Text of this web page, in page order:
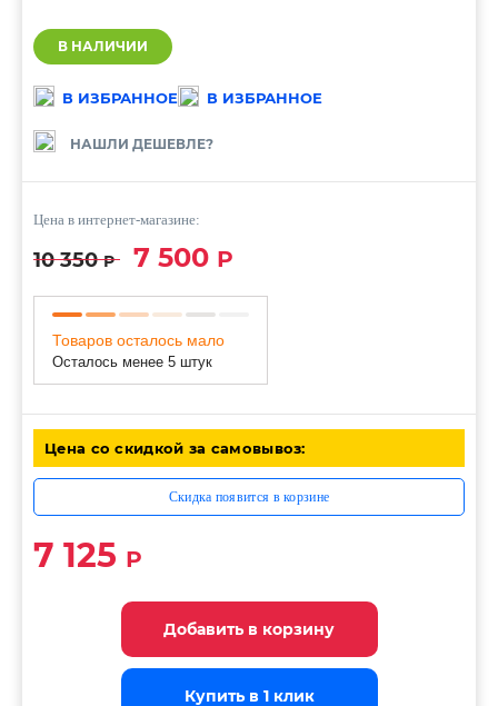
В НАЛИЧИИ
В ИЗБРАННОЕ В ИЗБРАННОЕ
НАШЛИ ДЕШЕВЛЕ?
Цена в интернет-магазине:
10 350Р 7 500 Р
Товаров осталось мало
Осталось менее 5 штук
Цена со скидкой за самовывоз:
Скидка появится в корзине
7 125 Р
Добавить в корзину
Добавить в корзину
Добавить в корзину
Купить в 1 клик
Купить в 1 клик
Купить в 1 клик